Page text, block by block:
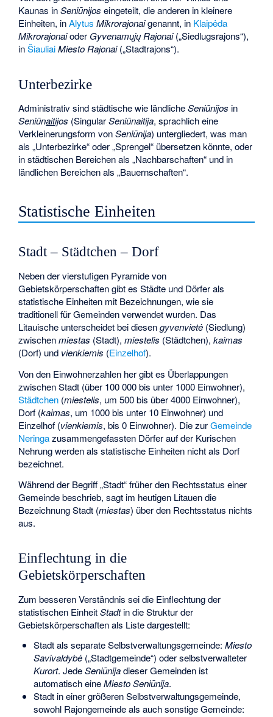
Kaunas inSeniūnijos eingeteilt, die anderen in kleinere
Einheiten, inAlytus Mikrorajonaigenannt, in Klaipėda
Mikrorajonaioder Gyvenamųjų Rajonai(„Siedlugsrajons“),
inŠiauliai Miesto Rajonai(„Stadtrajons“).
Unterbezirke
Administrativ sind städtische wie ländlicheSeniūnijos in
Seniūnaitijos (SingularSeniūnaitija, sprachlich eine
Verkleinerungsform vonSeniūnija) untergliedert, was man
als „Unterbezirke“ oder „Sprengel“ übersetzen könnte, oder
in städtischen Bereichen als „Nachbarschaften“ und in
ländlichen Bereichen als „Bauernschaften“.
Statistische Einheiten
Stadt – Städtchen – Dorf
Neben der vierstufigen Pyramide von
Gebietskörperschaften gibt es Städte und Dörfer als
statistische Einheiten mit Bezeichnungen, wie sie
traditionell für Gemeinden verwendet wurden. Das
Litauische unterscheidet bei diesengyvenvietė (Siedlung)
zwischenmiestas (Stadt),miestelis (Städtchen),kaimas
(Dorf) und vienkiemis (Einzelhof).
Von den Einwohnerzahlen her gibt es Überlappungen
zwischen Stadt (über 100 000 bis unter 1000 Einwohner),
Städtchen (miestelis, um 500 bis über 4000 Einwohner),
Dorf (kaimas, um 1000 bis unter 10 Einwohner) und
Einzelhof (vienkiemis, bis 0 Einwohner). Die zurGemeinde
Neringazusammengefassten Dörfer auf der Kurischen
Nehrung werden als statistische Einheiten nicht als Dorf
bezeichnet.
Während der Begriff „Stadt“ früher den Rechtsstatus einer
Gemeinde beschrieb, sagt im heutigen Litauen die
Bezeichnung Stadt (miestas) über den Rechtsstatus nichts
aus.
Einflechtung in die
Gebietskörperschaften
Zum besseren Verständnis sei die Einflechtung der
statistischen EinheitStadtin die Struktur der
Gebietskörperschaften als Liste dargestellt:
Stadt als separate Selbstverwaltungsgemeinde: Miesto
Savivaldybė(„Stadtgemeinde“) oder selbstverwalteter
Kurort. JedeSeniūnijadieser Gemeinden ist
automatisch eineMiesto Seniūnija.
Stadt in einer größeren Selbstverwaltungsgemeinde,
sowohl Rajongemeinde als auch sonstige Gemeinde: